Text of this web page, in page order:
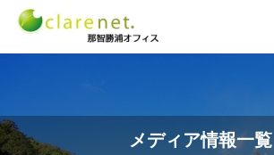
メディア情報一覧